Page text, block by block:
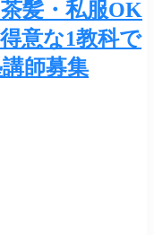
髪・私服OK
意な1教科で
師募集